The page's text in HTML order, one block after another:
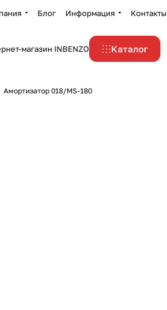
Блог Информация Контакты
магазин INBENZO Каталог
Амортизатор 018/MS-180